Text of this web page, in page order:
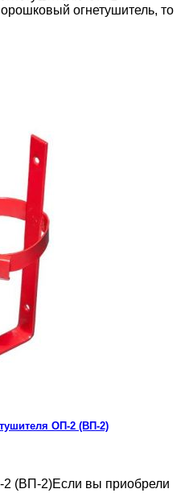
огнетушитель, то
ОП-2 (ВП-2)
(ВП-2)Если вы приобрели